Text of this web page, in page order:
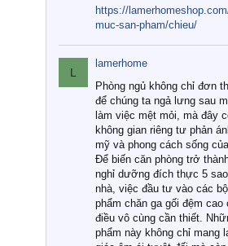
https://
muc-san-pham/chieu/
L
lamerhome
Phòng ngủ không chỉ đơn
để chúng ta ngả lưng sau
làm việc mệt mỏi, mà đây
không gian riêng tư phản
mỹ và phong cách sống
Để biến căn phòng trở
nghỉ dưỡng đích thực 5
nhà, việc đầu tư vào các
phẩm chăn ga gối đệm cao
điều vô cùng cần thiết.
phẩm này không chỉ mang